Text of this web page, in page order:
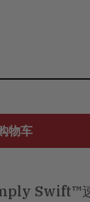
物车
Swift™